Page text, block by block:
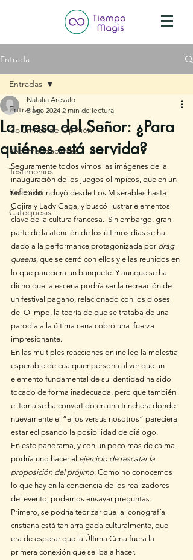
Entrada
Entradas
Columnas de Opinión
Recomendaciones
Testimonios
Reflexión
Catequesis
Entradas
La mesa del Señor: ¿Para
quiénes está servida?
Natalia Arévalo
8 ago 2024 2 min de lectura
Seguramente todos vimos las imágenes de la
inauguración de los juegos olímpicos, que en un
recorrido incluyó desde Los Miserables hasta
Gojira y Lady Gaga, y buscó ilustrar elementos
clave de la cultura francesa.  Sin embargo, gran
parte de la atención de los últimos días se ha
dado a la performance protagonizada por drag
queens, que se cerró con ellos y ellas reunidos en
lo que pareciera un banquete. Y aunque se ha
dicho que la escena podría ser la recreación de
un festival pagano, relacionado con los dioses
del Olimpo, la teoría de que se trataba de una
parodia a la última cena cobró una  fuerza
impresionante.
En las múltiples reacciones online leo la molestia
esperable de cualquier persona al ver que un
elemento fundamental de su identidad ha sido
tocado de forma inadecuada, pero que también
el tema se ha convertido en una trinchera donde
nuevamente el “ellos versus nosotros” pareciera
estar eclipsando la posibilidad de diálogo.
En este panorama, y con un poco más de calma,
podría uno hacer el ejercicio de rescatar la
proposición del prójimo. Como no conocemos
lo que hay en la conciencia de los realizadores
del evento, podemos ensayar preguntas.
Primero, se podría teorizar que la iconografía
cristiana está tan arraigada culturalmente, que
era de esperar que la Última Cena fuera la
primera conexión que se iba a hacer.